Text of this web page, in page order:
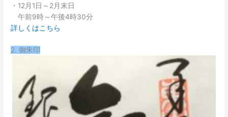
・12月1日～2月末日
午前9時～午後4時30分
詳しくはこちら
2. 御朱印